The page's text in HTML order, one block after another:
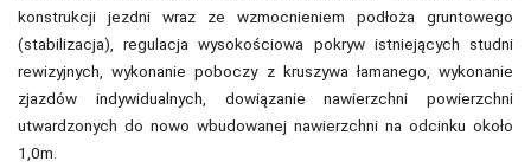
konstrukcji jezdni wraz ze wzmocnieniem podłoża gruntowego
(stabilizacja), regulacja wysokościowa pokryw istniejących studni
rewizyjnych, wykonanie poboczy z kruszywa łamanego, wykonanie
zjazdów indywidualnych, dowiązanie nawierzchni powierzchni
utwardzonych do nowo wbudowanej nawierzchni na odcinku około
1,0m.